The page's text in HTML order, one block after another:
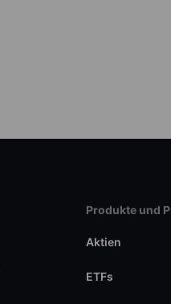
Produkte und
Aktien
ETFs